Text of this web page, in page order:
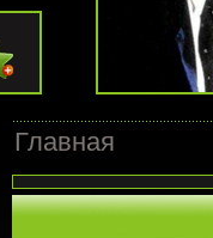
Главная